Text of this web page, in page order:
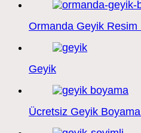
Ormanda Geyik Resim
Geyik
Ücretsiz Geyik Boyama